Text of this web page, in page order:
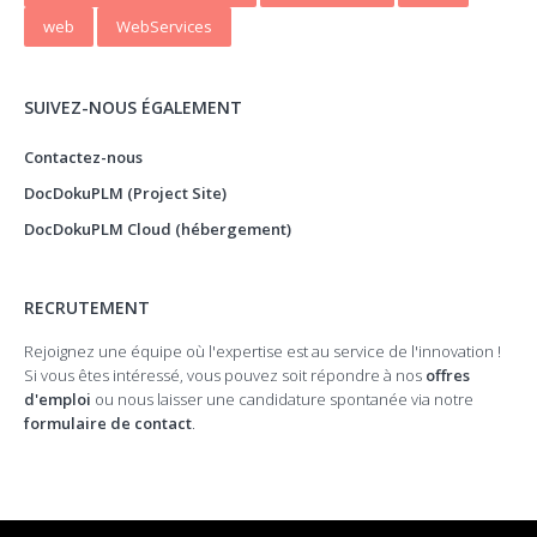
web
WebServices
SUIVEZ-NOUS ÉGALEMENT
Contactez-nous
DocDokuPLM (Project Site)
DocDokuPLM Cloud (hébergement)
RECRUTEMENT
Rejoignez une équipe où l'expertise est au service de l'innovation !
Si vous êtes intéressé, vous pouvez soit répondre à nos offres
d'emploi ou nous laisser une candidature spontanée via notre
formulaire de contact.